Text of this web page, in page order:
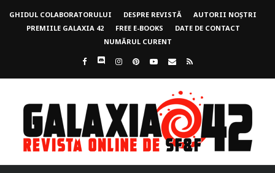
GHIDUL COLABORATORULUI DESPRE REVISTĂ
AUTORII NOȘTRI
PREMIILE GALAXIA 42
FREE E-BOOKS
DATE DE CONTACT
NUMĂRUL CURENT